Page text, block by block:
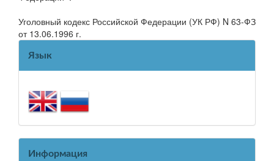
Уголовный кодекс Российской Федерации (УК РФ) N 63-ФЗ
от 13.06.1996 г.
Язык
Информация